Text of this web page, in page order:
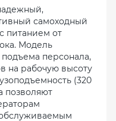
самоходный
питанием от
Модель
подъема персонала,
на рабочую высоту
(320
позволяют